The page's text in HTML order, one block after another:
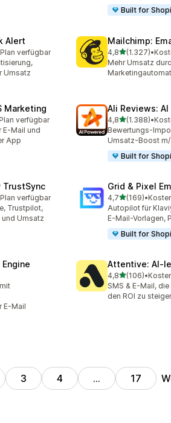
Built for
Alert
verfügbar
Umsatz
Mailchimp:
4,8von 5 Sternen
(1.327)
1327 •
Mehr Umsatz
Marketing
verfügbar
Mail und
App
Ali Reviews:
4,8von 5 Sternen
(1.388)
1388 •
Bewertungs-
Umsatz-Boost m/
Built for
TrustSync
verfügbar
Trustpilot,
und Umsatz
Grid & Pixel
4,7von 5 Sternen
(169)
169 Rezensionen
•
Autopilot für
E-Mail-Vorlagen,
Built for
E-Mail
Attentive:
4,8von 5 Sternen
(106)
106 Rezensionen
•
SMS & E-Mail,
den ROI zu
3 4 … 17